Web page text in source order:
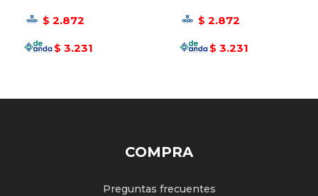
$ 2.872
$ 3.231
$ 2.872
$ 3.231
COMPRA
Preguntas frecuentes